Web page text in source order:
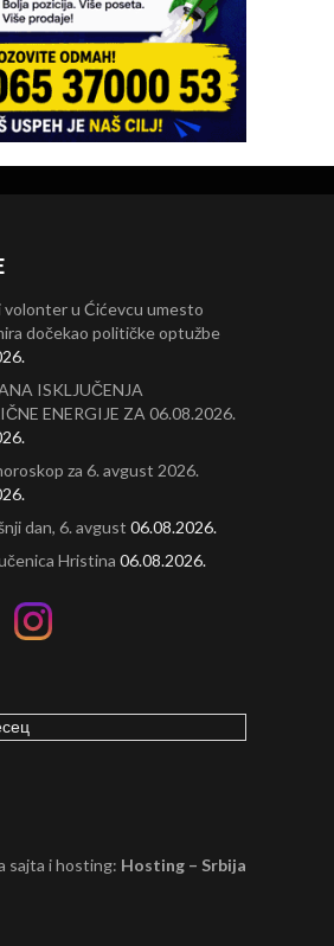
volonter u Ćićevcu umesto
dočekao političke optužbe
ISKLJUČENJA
ENERGIJE ZA 06.08.2026.
za 6. avgust 2026.
dan, 6. avgust 06.08.2026.
Hristina 06.08.2026.
sajta i hosting: Hosting – Srbija